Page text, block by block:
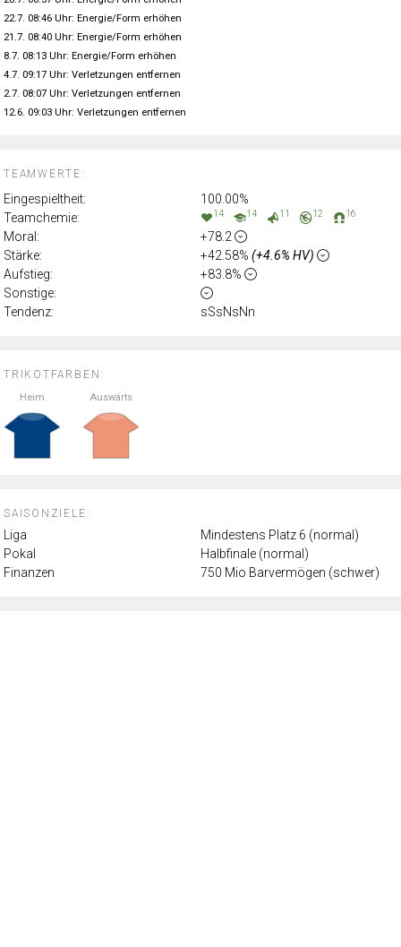
TRIKOTFARBEN:
Heim Auswärts
SAISONZIELE:
Liga
Mindestens Platz 6 (normal)
Pokal
Halbfinale (normal)
Finanzen
750 Mio Barvermögen (schwer)
TEAMWERTE:
Eingespieltheit:
100.00%
Teamchemie:
14 14 11 12 16
Moral:
+78.2
Stärke:
+42.58% (+4.6% HV)
Aufstieg:
+83.8%
Sonstige:
Tendenz:
sSsNsNn
22.7. 08:46 Uhr: Energie/Form erhöhen
21.7. 08:40 Uhr: Energie/Form erhöhen
8.7. 08:13 Uhr: Energie/Form erhöhen
4.7. 09:17 Uhr: Verletzungen entfernen
2.7. 08:07 Uhr: Verletzungen entfernen
12.6. 09:03 Uhr: Verletzungen entfernen